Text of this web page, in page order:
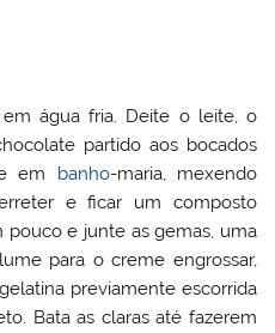
água fria. Deite o leite, o
partido aos bocados
em banho-maria, mexendo
e ficar um composto
e junte as gemas, uma
para o creme engrossar,
previamente escorrida
Bata as claras até fazerem